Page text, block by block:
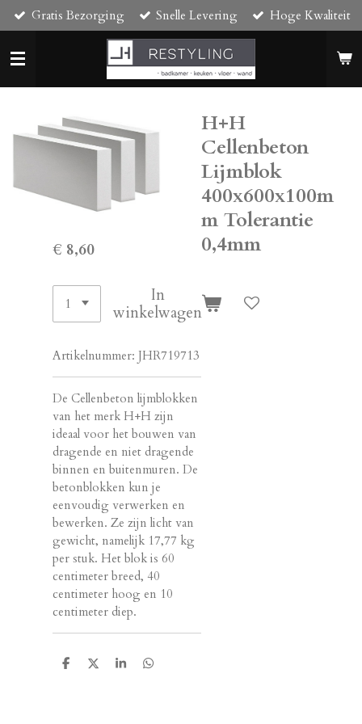
Ga
direct
naar
de
hoofdinhoud
Gratis Bezorging Snelle Levering Hoge Kwaliteit
H+H
Cellenbeton
Lijmblok
400x600x100m
m Tolerantie
0,4mm
€ 8,60
In
winkelwagen
Artikelnummer: JHR719713
De Cellenbeton lijmblokken
van het merk H+H zijn
ideaal voor het bouwen van
dragende en niet dragende
binnen en buitenmuren. De
betonblokken kun je
eenvoudig verwerken en
bewerken. Ze zijn licht van
gewicht, namelijk 17,77 kg
per stuk. Het blok is 60
centimeter breed, 40
centimeter hoog en 10
centimeter diep.
D
D
S
D